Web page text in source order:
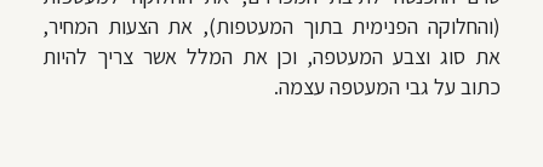
(והחלוקה הפנימית בתוך המעטפות), את הצעות המחיר,
את סוג וצבע המעטפה, וכן את המלל אשר צריך להיות
כתוב על גבי המעטפה עצמה.